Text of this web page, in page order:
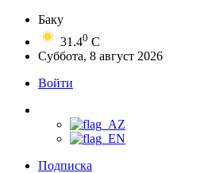
Баку
31.40 C
Суббота, 8 август 2026
Войти
Подписка